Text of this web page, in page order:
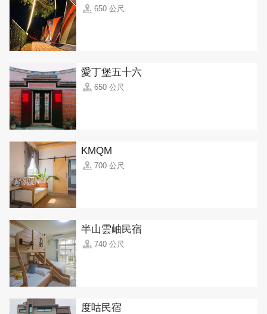
650 公尺
愛丁堡五十六
650 公尺
KMQM
700 公尺
半山雲岫民宿
740 公尺
度咕民宿